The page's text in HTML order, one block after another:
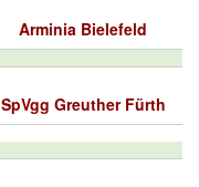
Arminia Bielefeld
SpVgg Greuther Fürth